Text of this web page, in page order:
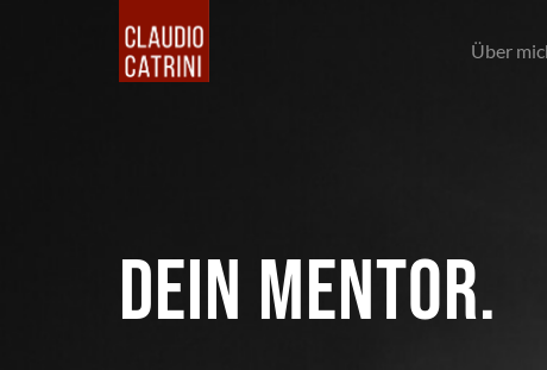
Über
DEIN MENTOR.